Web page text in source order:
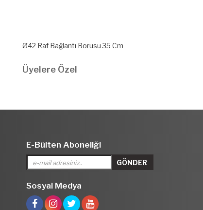
Ø42 Raf Bağlantı Borusu 35 Cm
Üyelere Özel
E-Bülten Aboneliği
Sosyal Medya